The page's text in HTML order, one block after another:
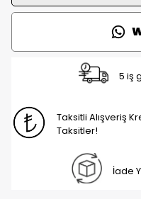
5 iş
Taksitli Alışveriş
Taksitler!
İade